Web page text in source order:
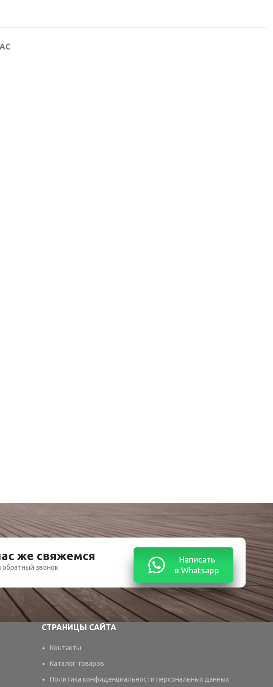
же свяжемся
обратный звонок
Написать
в Whatsapp
СТРАНИЦЫ САЙТА
Контакты
Каталог товаров
Политика конфиденциальности персональных данных